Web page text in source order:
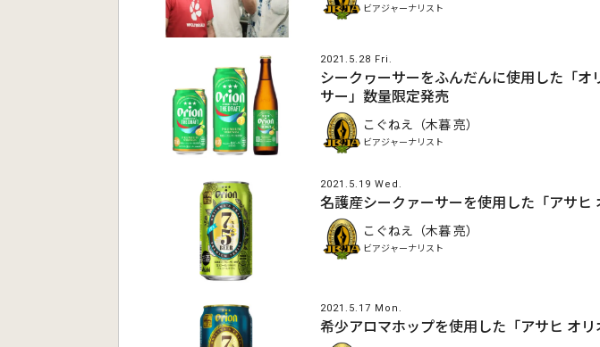
ビアジャーナリスト
2021.5.28 Fri.
シークヮーサーをふんだんに使用した「オ
サー」数量限定発売
こぐねえ（木暮 亮）
ビアジャーナリスト
2021.5.19 Wed.
名護産シークァーサーを使用した「アサヒ
こぐねえ（木暮 亮）
ビアジャーナリスト
2021.5.17 Mon.
希少アロマホップを使用した「アサヒ オ